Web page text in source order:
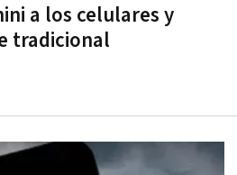
a los celulares y
tradicional